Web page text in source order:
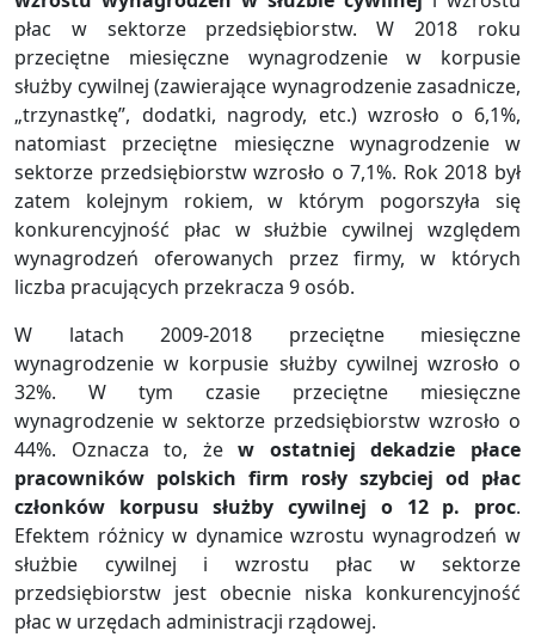
płac w sektorze przedsiębiorstw. W 2018 roku
przeciętne miesięczne wynagrodzenie w korpusie
służby cywilnej (zawierające wynagrodzenie zasadnicze,
„trzynastkę”, dodatki, nagrody, etc.) wzrosło o 6,1%,
natomiast przeciętne miesięczne wynagrodzenie w
sektorze przedsiębiorstw wzrosło o 7,1%. Rok 2018 był
zatem kolejnym rokiem, w którym pogorszyła się
konkurencyjność płac w służbie cywilnej względem
wynagrodzeń oferowanych przez firmy, w których
liczba pracujących przekracza 9 osób.
W latach 2009-2018 przeciętne miesięczne
wynagrodzenie w korpusie służby cywilnej wzrosło o
32%. W tym czasie przeciętne miesięczne
wynagrodzenie w sektorze przedsiębiorstw wzrosło o
44%. Oznacza to, żew ostatniej dekadzie płace
pracowników polskich firm rosły szybciej od płac
członków korpusu służby cywilnej o 12 p. proc.
Efektem różnicy w dynamice wzrostu wynagrodzeń w
służbie cywilnej i wzrostu płac w sektorze
przedsiębiorstw jest obecnie niska konkurencyjność
płac w urzędach administracji rządowej.